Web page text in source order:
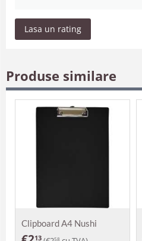
Lasa un rating
Produse similare
Clipboard A4 Nushi
13 58